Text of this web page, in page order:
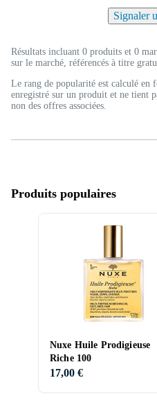
Signaler
Résultats incluant 0 produits et 0
sur le marché, référencés à titre
Le rang de popularité est calculé en
enregistré sur un produit et ne tient
non des offres associées.
Produits populaires
Nuxe Huile Prodigieuse
Riche 100
17,00 €